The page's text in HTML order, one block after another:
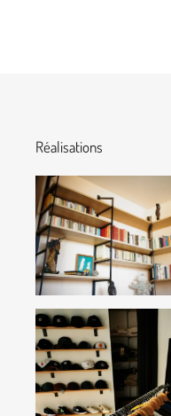
Réalisations